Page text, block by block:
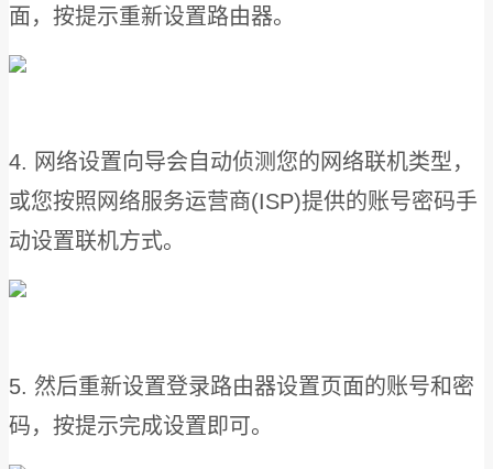
面，按提示重新设置路由器。
4. 网络设置向导会自动侦测您的网络联机类型，
或您按照网络服务运营商(ISP)提供的账号密码手
动设置联机方式。
5. 然后重新设置登录路由器设置页面的账号和密
码，按提示完成设置即可。